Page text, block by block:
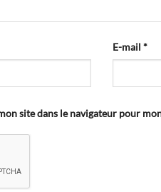
E-mail *
site dans le navigateur pour